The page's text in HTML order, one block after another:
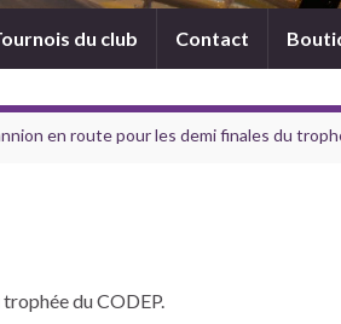
du club Contact
en route pour les demi finales du
du CODEP.